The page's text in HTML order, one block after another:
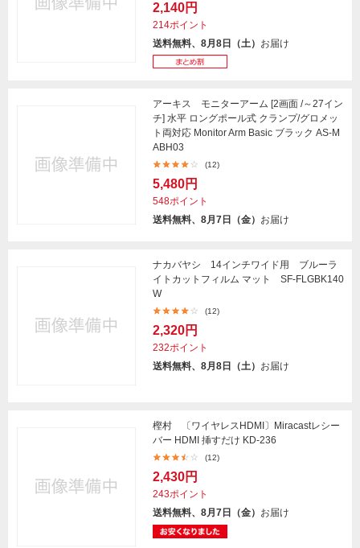
2,140円
214ポイント
送料無料、8月8日（土） お届け
アーキス モニターアーム [2画面 /～27イン
チ] 水平 ロングポール式 クランプ/グロメッ
ト両対応 Monitor Arm Basic ブラック AS-M
ABH03
(12)
5,480円
548ポイント
送料無料、8月7日（金） お届け
ナカバヤシ 14インチワイド用 ブルーラ
イトカットフィルム マット SF-FLGBK140
W
(12)
2,320円
232ポイント
送料無料、8月8日（土） お届け
樫村 〔ワイヤレスHDMI〕Miracastレシー
バー HDMI 挿すだけ KD-236
(12)
2,430円
243ポイント
送料無料、8月7日（金） お届け